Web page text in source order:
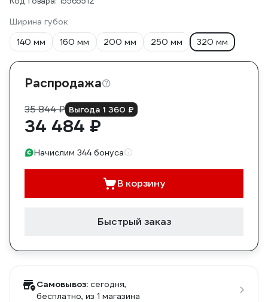
Ширина губок
140 мм
160 мм 200 мм 250 мм 320 мм
Распродажа
35 844 ₽ Выгода 1 360 ₽
34 484 ₽
Начислим 344 бонуса
В корзину
Быстрый заказ
Самовывоз: сегодня,
бесплатно, из 1 магазина